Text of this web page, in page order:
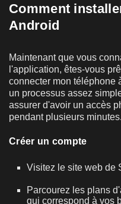
Comment
Android
Maintenant que vous
l'application, êtes-vous
connecter mon téléphone
un processus assez
assurer d'avoir un accès
pendant plusieurs
Créer un compte
Visitez le site web de
Parcourez les plans
qui correspond à vos